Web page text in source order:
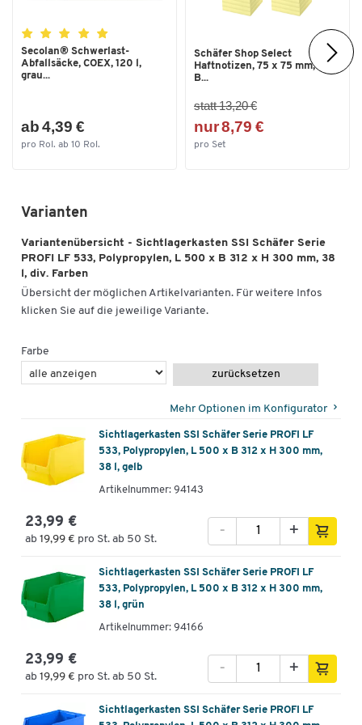
Aufbewahrung von Kleinteilen wie Nägeln, Nieten, Muttern
etc.
Geräuschdämpfend auf Förderstrecken
Zur Integration in Regalsysteme
Stapelbar (auch mit Serie 14/6)
Weitere Details:
Made by SSI Schäfer
Garantie: 3 Jahre
Außenbreite [mm]
Außenhöhe [mm] 300
Innenbreite [mm]
Innenhöhe [mm] 285
Secolan® Schwerlast-
Abfallsäcke, COEX, 120 l,
grau...
ab 4,39 €
pro Rol. ab 10 Rol.
Schäfer Shop Select
Haftnotizen, 75 x 75 mm, 100
B...
statt 13,20 €
nur 8,79 €
pro Set
Varianten
Variantenübersicht - Sichtlagerkasten SSI Schäfer Serie
PROFI LF 533, Polypropylen, L 500 x B 312 x H 300 mm, 38
l, div. Farben
Übersicht der möglichen Artikelvarianten. Für weitere Infos
klicken Sie auf die jeweilige Variante.
Farbe
zurücksetzen
Mehr Optionen im Konfigurator
Sichtlagerkasten SSI Schäfer Serie PROFI LF
533, Polypropylen, L 500 x B 312 x H 300 mm,
38 l, gelb
Artikelnummer: 94143
23,99 €
ab 19,99 € pro St. ab 50 St.
+
-
Sichtlagerkasten SSI Schäfer Serie PROFI LF
533, Polypropylen, L 500 x B 312 x H 300 mm,
38 l, grün
Artikelnummer: 94166
23,99 €
ab 19,99 € pro St. ab 50 St.
+
-
Sichtlagerkasten SSI Schäfer Serie PROFI LF